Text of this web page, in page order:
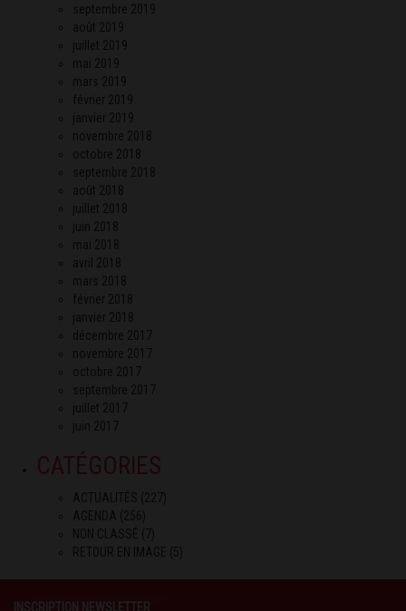
septembre 2019
août 2019
juillet 2019
mai 2019
mars 2019
février 2019
janvier 2019
novembre 2018
octobre 2018
septembre 2018
août 2018
juillet 2018
juin 2018
mai 2018
avril 2018
mars 2018
février 2018
janvier 2018
décembre 2017
novembre 2017
octobre 2017
septembre 2017
juillet 2017
juin 2017
CATÉGORIES
ACTUALITÉS
(227)
AGENDA (256)
NON CLASSÉ (7)
RETOUR EN IMAGE (5)
INSCRIPTION NEWSLETTER